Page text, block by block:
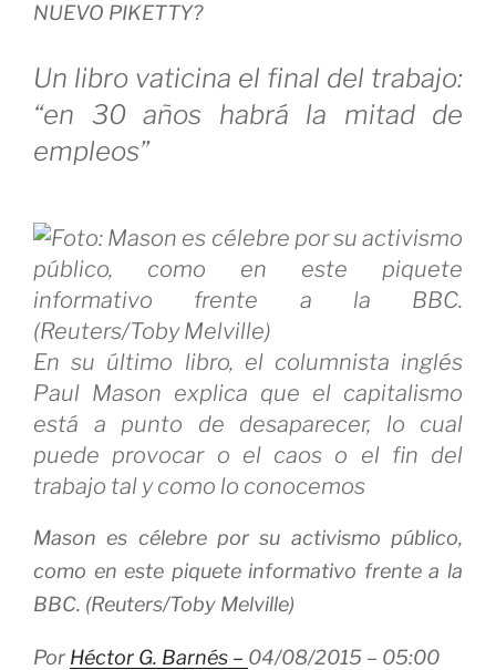
NUEVO PIKETTY?
Un libro vaticina el final del trabajo:
“en 30 años habrá la mitad de
empleos”
En su último libro, el columnista inglés
Paul Mason explica que el capitalismo
está a punto de desaparecer, lo cual
puede provocar o el caos o el fin del
trabajo tal y como lo conocemos
Mason es célebre por su activismo público,
como en este piquete informativo frente a la
BBC. (Reuters/Toby Melville)
Por Héctor G. Barnés – 04/08/2015 – 05:00